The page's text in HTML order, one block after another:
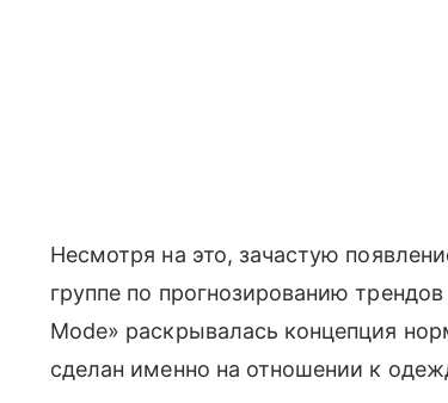
Несмотря на это, зачастую
группе по прогнозированию
Mode» раскрывалась концепция
сделан именно на отношении к